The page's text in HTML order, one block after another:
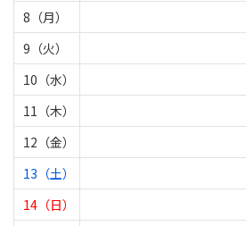
8（月）
9（火）
10（水）
11（木）
12（金）
13（土）
14（日）